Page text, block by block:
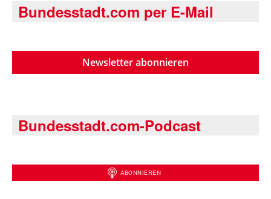
Bundesstadt.com per E-Mail
Newsletter abonnieren
Bundesstadt.com-Podcast